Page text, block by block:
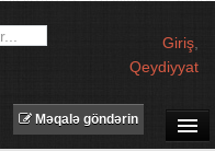
Giriş
Qeydiyyat
Məqalə göndərin